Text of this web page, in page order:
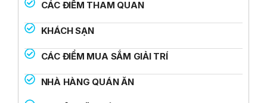
CÁC ĐIỂM THAM QUAN
KHÁCH SẠN
CÁC ĐIỂM MUA SẮM GIẢI TRÍ
NHÀ HÀNG QUÁN ĂN